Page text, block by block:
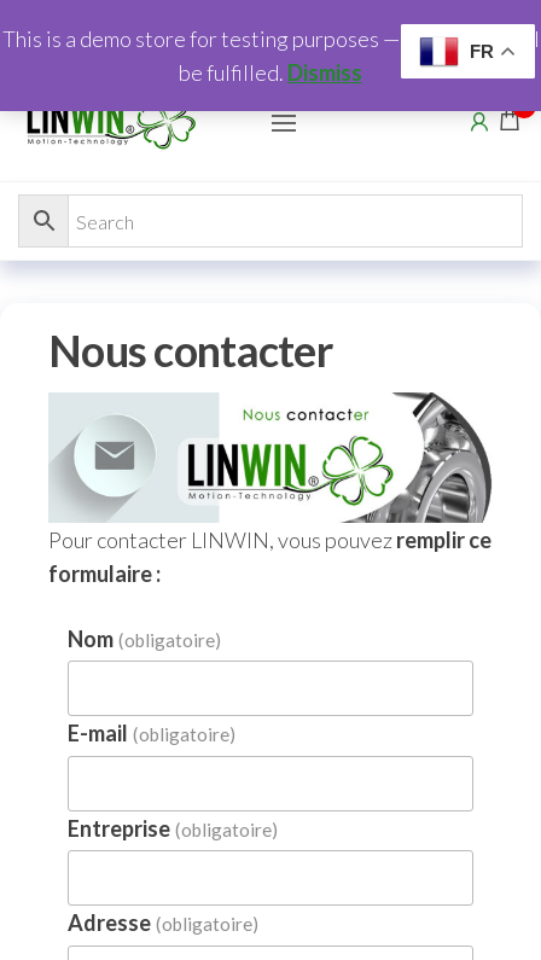
Nous contacter
Pour contacter LINWIN, vous pouvezremplir ce
formulaire :
Nom (obligatoire)
E-mail (obligatoire)
Entreprise (obligatoire)
Adresse (obligatoire)
FR
This is a demo store for testing purposes — no orders shall
be fulfilled. Dismiss